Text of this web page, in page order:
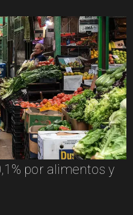
por alimentos y